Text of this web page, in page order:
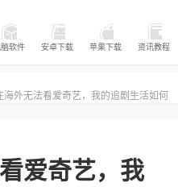
脑软件 安卓下载 苹果下载 资讯教程
海外无法看爱奇艺，我的追剧生活如何
爱奇艺，我